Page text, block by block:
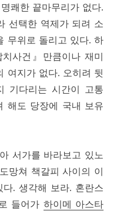
쾌한 끝마무리가 없다.
선택한 역제가 되려 소
무위로 돌리고 있다. 하
사건』만큼이나 재미
여지가 없다. 오히려 뒷
기다리는 시간이 고통
해도 당장에 국내 보유
서가를 바라보고 있노
망쳐 책갈피 사이의 이
. 생각해 보라. 혼란스
들어가 하이메 아스타